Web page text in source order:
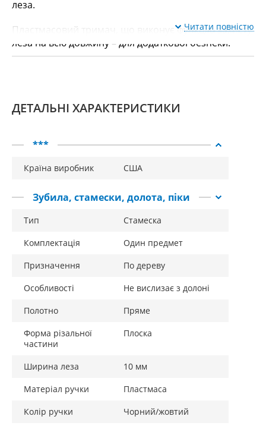
леза.
Пластмасовий тримач, що виконує функцію захисту
леза на всю довжину – для додаткової безпеки.
Читати повністю
ДЕТАЛЬНІ ХАРАКТЕРИСТИКИ
***
Країна виробник США
Зубила, стамески, долота, піки
Тип
Стамеска
Комплектація
Один предмет
Призначення
По дереву
Особливості
Не вислизає з долоні
Полотно
Пряме
Форма різальної
частини
Плоска
Ширина леза
10 мм
Матеріал ручки
Пластмаса
Колір ручки
Чорний/жовтий